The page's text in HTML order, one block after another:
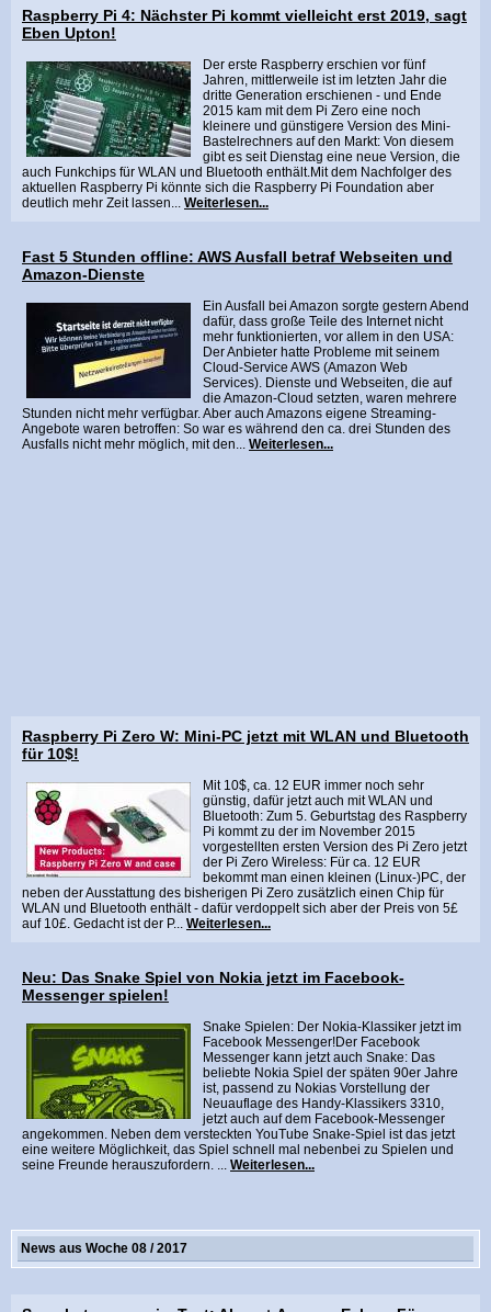
Raspberry Pi 4: Nächster Pi kommt vielleicht erst 2019, sagt
Eben Upton!
Der erste Raspberry erschien vor fünf
Jahren, mittlerweile ist im letzten Jahr die
dritte Generation erschienen - und Ende
2015 kam mit dem Pi Zero eine noch
kleinere und günstigere Version des Mini-
Bastelrechners auf den Markt: Von diesem
gibt es seit Dienstag eine neue Version, die
auch Funkchips für WLAN und Bluetooth enthält.Mit dem Nachfolger des
aktuellen Raspberry Pi könnte sich die Raspberry Pi Foundation aber
deutlich mehr Zeit lassen... Weiterlesen...
Fast 5 Stunden offline: AWS Ausfall betraf Webseiten und
Amazon-Dienste
Ein Ausfall bei Amazon sorgte gestern Abend
dafür, dass große Teile des Internet nicht
mehr funktionierten, vor allem in den USA:
Der Anbieter hatte Probleme mit seinem
Cloud-Service AWS (Amazon Web
Services). Dienste und Webseiten, die auf
die Amazon-Cloud setzten, waren mehrere
Stunden nicht mehr verfügbar. Aber auch Amazons eigene Streaming-
Angebote waren betroffen: So war es während den ca. drei Stunden des
Ausfalls nicht mehr möglich, mit den... Weiterlesen...
Raspberry Pi Zero W: Mini-PC jetzt mit WLAN und Bluetooth
für 10$!
Mit 10$, ca. 12 EUR immer noch sehr
günstig, dafür jetzt auch mit WLAN und
Bluetooth: Zum 5. Geburtstag des Raspberry
Pi kommt zu der im November 2015
vorgestellten ersten Version des Pi Zero jetzt
der Pi Zero Wireless: Für ca. 12 EUR
bekommt man einen kleinen (Linux-)PC, der
neben der Ausstattung des bisherigen Pi Zero zusätzlich einen Chip für
WLAN und Bluetooth enthält - dafür verdoppelt sich aber der Preis von 5£
auf 10£. Gedacht ist der P... Weiterlesen...
Neu: Das Snake Spiel von Nokia jetzt im Facebook-
Messenger spielen!
Snake Spielen: Der Nokia-Klassiker jetzt im
Facebook Messenger!Der Facebook
Messenger kann jetzt auch Snake: Das
beliebte Nokia Spiel der späten 90er Jahre
ist, passend zu Nokias Vorstellung der
Neuauflage des Handy-Klassikers 3310,
jetzt auch auf dem Facebook-Messenger
angekommen. Neben dem versteckten YouTube Snake-Spiel ist das jetzt
eine weitere Möglichkeit, das Spiel schnell mal nebenbei zu Spielen und
seine Freunde herauszufordern. ... Weiterlesen...
News aus Woche 08 / 2017